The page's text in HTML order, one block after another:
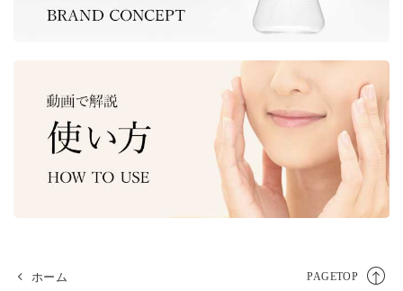
ホーム PAGETOP